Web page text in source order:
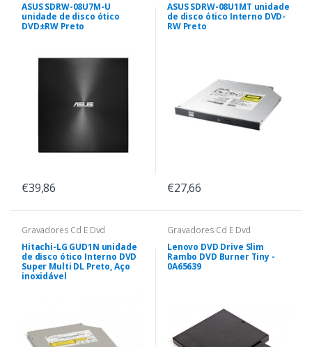
ASUS SDRW-08U7M-U
unidade de disco ótico
DVD±RW Preto
€39,86
ASUS SDRW-08U1MT unidade
de disco ótico Interno DVD-
RW Preto
€27,66
Gravadores Cd E Dvd
Hitachi-LG GUD1N unidade
de disco ótico Interno DVD
Super Multi DL Preto, Aço
inoxidável
Gravadores Cd E Dvd
Lenovo DVD Drive Slim
Rambo DVD Burner Tiny -
0A65639